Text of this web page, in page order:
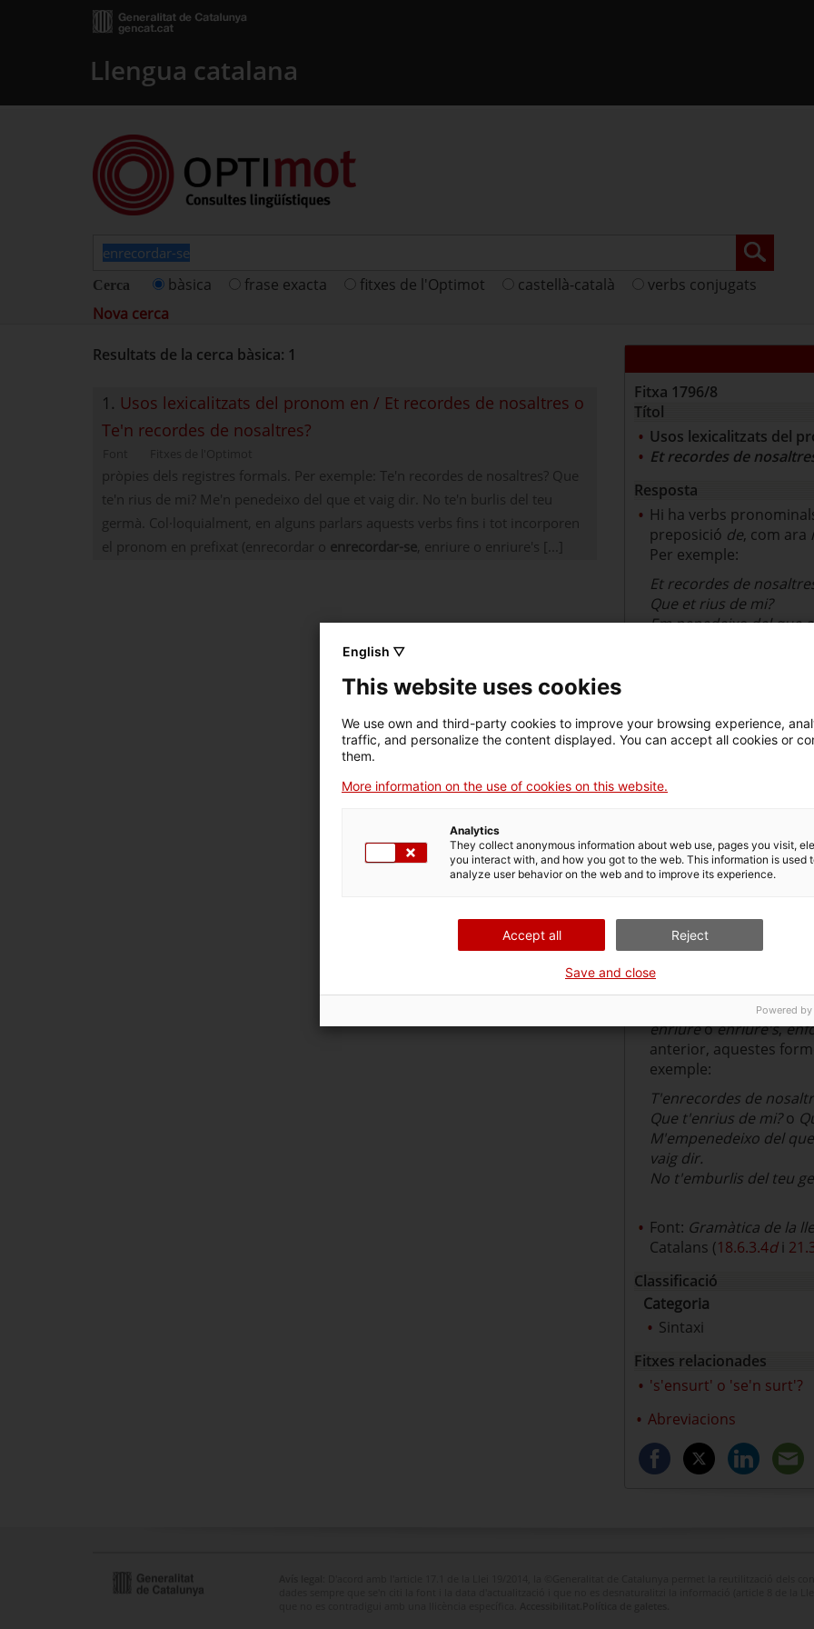
Llengua catalana
Cerca bàsica frase exacta fitxes de l'Optimot castellà-català
verbs conjugats
Nova cerca
Resultats de la cerca bàsica: 1
1. Usos lexicalitzats del pronom en / Et recordes de nosaltres o
Te'n recordes de nosaltres?
pròpies dels registres formals. Per exemple: Te'n recordes de nosaltres? Que
te'n rius de mi? Me'n penedeixo del que et vaig dir. No te'n burlis del teu
germà. Col·loquialment, en alguns parlars aquests verbs fins i tot incorporen
el pronom en prefixat (enrecordar o enrecordar-se, enriure o enriure's [...]
Fitxa 1796/8
Títol
Usos lexicalitzats del
Et recordes de
Resposta
Hi ha verbs
preposició de, com ara
Per exemple:
Et recordes de
Que et rius de mi?
Em penedeixo del que
Quan es
Te'n recordes?
Que te'n rius?
No te'n burlis.
De vegades, en
Aquestes formes,
exemple:
Que te'n rius de mi?
Me'n penedeixo del que
Col·loquialment, en
incorporen el pronom
enriureoenriure's,
anterior, aquestes
exemple:
T'enrecordes de
Que t'enrius de mi?o
M'empenedeixo del
vaig dir.
No t'emburlis del teu
Font: Gramàtica de la
Catalans (18.6.3.4di
Classificació
Categoria
Sintaxi
Fitxes relacionades
's'ensurt' o 'se'n surt'?
Abreviacions
English ▽
This website uses cookies
We use own and third-party cookies to improve your browsing experience,
traffic, and personalize the content displayed. You can accept all cookies or
them.
More information on the use of cookies on this website.
Analytics
They collect anonymous information about web use, pages you visit,
you interact with, and how you got to the web. This information is used
analyze user behavior on the web and to improve its experience.
Accept all Reject
Save and close
Powered by